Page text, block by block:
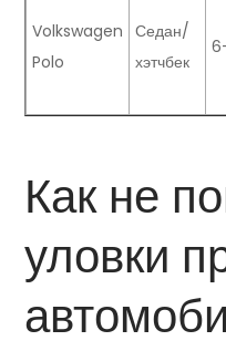
Volkswagen
Polo
Седан/
хэтчбек
Как не
уловки